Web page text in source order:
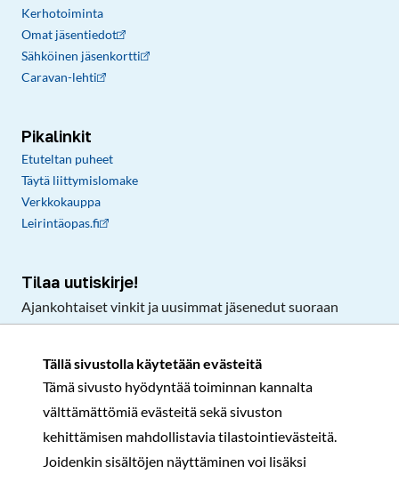
Tällä sivustolla käytetään evästeitä
Tämä sivusto hyödyntää toiminnan kannalta
välttämättömiä evästeitä sekä sivuston
kehittämisen mahdollistavia tilastointievästeitä.
Joidenkin sisältöjen näyttäminen voi lisäksi
Kerhotoiminta
Omat jäsentiedot
Sähköinen jäsenkortti
Caravan-lehti
Pikalinkit
Etuteltan puheet
Täytä liittymislomake
Verkkokauppa
Leirintäopas.fi
Tilaa uutiskirje!
Ajankohtaiset vinkit ja uusimmat jäsenedut suoraan